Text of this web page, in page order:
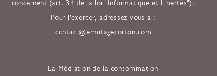
concernent (art. 34 de la loi "Informatique et Libertés").
Pour l'exercer, adressez vous à :
contact@ermitagecorton.com
La Médiation de la consommation